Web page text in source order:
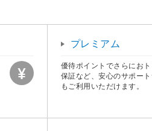
プレミアム
優待ポイントでさらにお
保証など、安心のサポー
もご利用いただけます。